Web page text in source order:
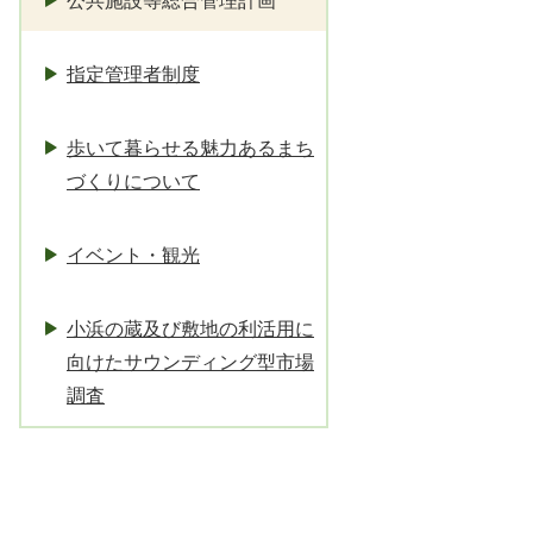
指定管理者制度
歩いて暮らせる魅力あるまち
づくりについて
イベント・観光
小浜の蔵及び敷地の利活用に
向けたサウンディング型市場
調査